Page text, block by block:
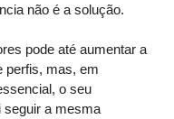
não é a solução.
pode até aumentar a
perfis, mas, em
o seu
seguir a mesma